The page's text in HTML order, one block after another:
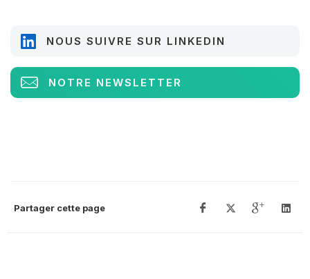
NOUS SUIVRE SUR LINKEDIN
NOTRE NEWSLETTER
Partager cette page